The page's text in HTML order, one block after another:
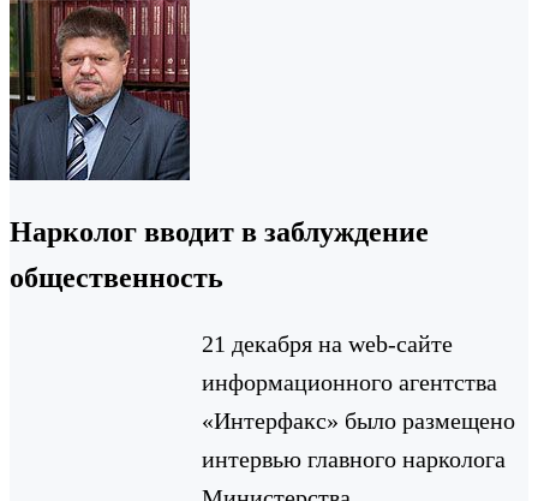
Нарколог вводит в заблуждение
общественность
21 декабря на web-сайте
информационного агентства
«Интерфакс» было размещено
интервью главного нарколога